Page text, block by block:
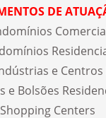
DE
e
e Bolsões
Shopping Centers